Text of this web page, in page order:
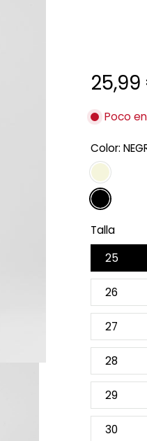
Poco
Color:
Talla
25
26
27
28
29
30